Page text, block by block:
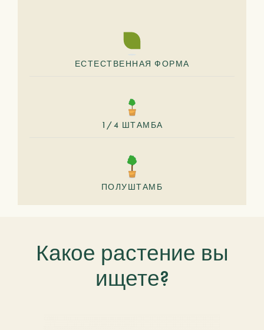
ЕСТЕСТВЕННАЯ ФОРМА
1/4 ШТАМБА
ПОЛУШТАМБ
Какое растение вы
ищете?